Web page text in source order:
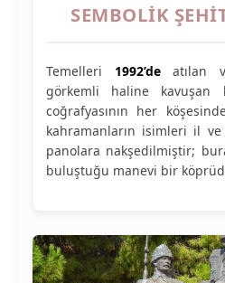
SEMBOLIK
Temelleri 1992’deatılan
görkemli haline kavuşan
coğrafyasının her
kahramanların isimleri il
panolara nakşedilmiştir;
buluştuğu manevi bir